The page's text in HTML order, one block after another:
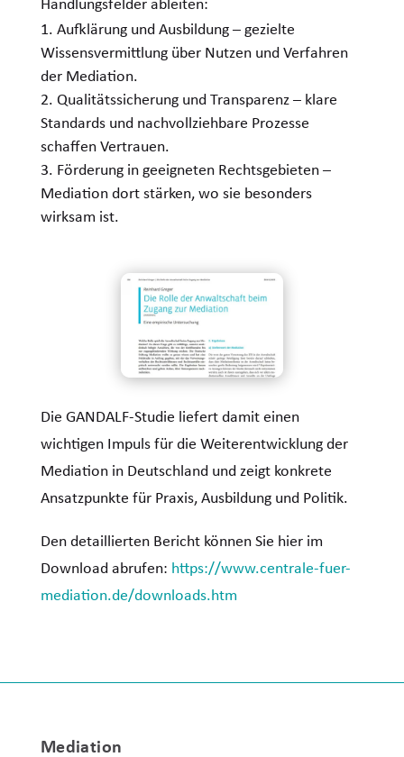
Handlungsfelder ableiten:
Aufklärung und Ausbildung – gezielte
Wissensvermittlung über Nutzen und Verfahren
der Mediation.
Qualitätssicherung und Transparenz – klare
Standards und nachvollziehbare Prozesse
schaffen Vertrauen.
Förderung in geeigneten Rechtsgebieten –
Mediation dort stärken, wo sie besonders
wirksam ist.
Die GANDALF-Studie liefert damit einen
wichtigen Impuls für die Weiterentwicklung der
Mediation in Deutschland und zeigt konkrete
Ansatzpunkte für Praxis, Ausbildung und Politik.
Den detaillierten Bericht können Sie hier im
Download abrufen: https://www.centrale-fuer-
mediation.de/downloads.htm
Mediation